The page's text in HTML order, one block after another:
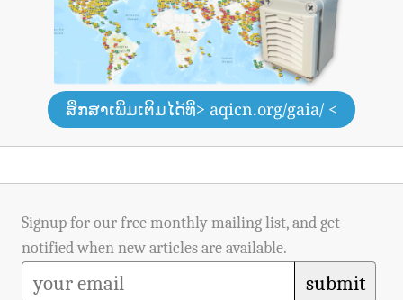
ສຶກສາເພີ່ມເຕີມໄດ້ທີ່> aqicn.org/gaia/ <
Signup for our free monthly mailing list, and get
notified when new articles are available.
submit